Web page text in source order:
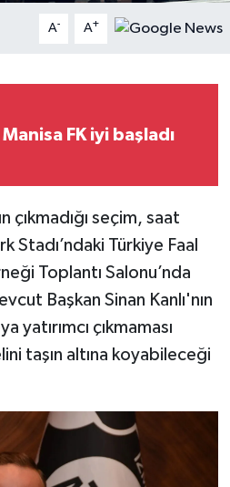
A- A+
Manisa FK iyi başladı
çıkmadığı seçim, saat
Türkiye Faal
Toplantı Salonu’nda
Başkan Sinan Kanlı'nın
yatırımcı çıkmaması
taşın altına koyabileceği